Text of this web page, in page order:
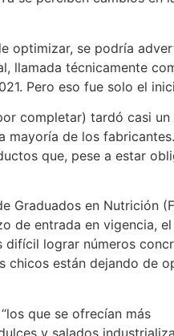
optimizar, se podría
llamada técnicamente
Pero eso fue solo el
completar) tardó casi un
mayoría de los
que, pese a estar
Graduados en Nutrición
de entrada en vigencia, el
difícil lograr números
chicos están dejando de
que se ofrecían más
y salados